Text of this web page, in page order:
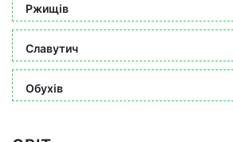
Ржищів
Славутич
Обухів